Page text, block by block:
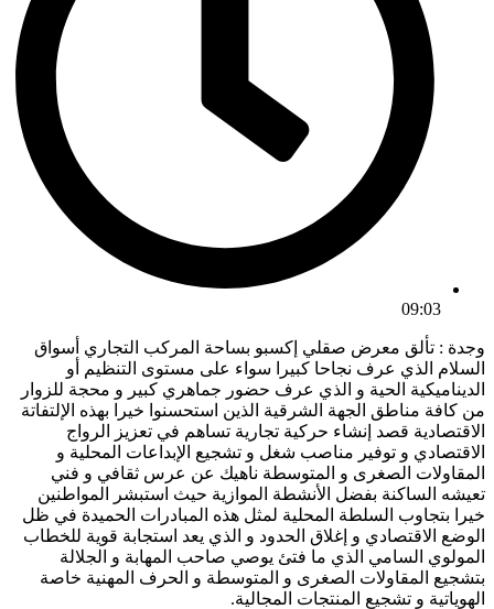
09:03
وجدة : تألق معرض صقلي إكسبو بساحة المركب التجاري أسواق
السلام الذي عرف نجاحا كبيرا سواء على مستوى التنظيم أو
الديناميكية الحية و الذي عرف حضور جماهري كبير و محجة للزوار
من كافة مناطق الجهة الشرقية الذين استحسنوا خيرا بهذه الإلتفاتة
الاقتصادية قصد إنشاء حركية تجارية تساهم في تعزيز الرواج
الاقتصادي و توفير مناصب شغل و تشجيع الإبداعات المحلية و
المقاولات الصغرى و المتوسطة ناهيك عن عرس ثقافي و فني
تعيشه الساكنة بفضل الأنشطة الموازية حيث استبشر المواطنين
خيرا بتجاوب السلطة المحلية لمثل هذه المبادرات الحميدة في ظل
الوضع الاقتصادي و إغلاق الحدود و الذي يعد استجابة قوية للخطاب
المولوي السامي الذي ما فتئ يوصي صاحب المهابة و الجلالة
بتشجيع المقاولات الصغرى و المتوسطة و الحرف المهنية خاصة
الهوياتية و تشجيع المنتجات المجالية.